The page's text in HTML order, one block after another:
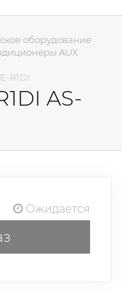
оборудование
AUX
R1DI
AS-
Ожидается